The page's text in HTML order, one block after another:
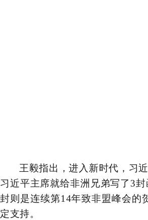
王毅指出，进入新时代，习
习近平主席就给非洲兄弟写了3
封则是连续第14年致非盟峰会的
定支持。